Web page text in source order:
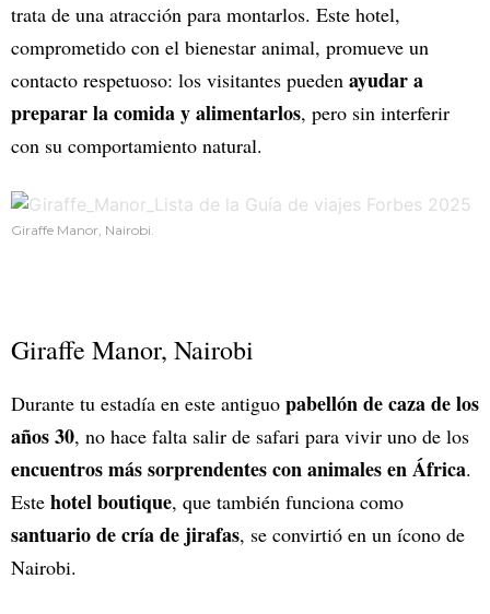
trata de una atracción para montarlos. Este hotel,
comprometido con el bienestar animal, promueve un
contacto respetuoso: los visitantes pueden ayudar a
preparar la comida y alimentarlos, pero sin interferir
con su comportamiento natural.
Giraffe Manor, Nairobi.
Giraffe Manor, Nairobi
Durante tu estadía en este antiguo pabellón de caza de los
años 30, no hace falta salir de safari para vivir uno de los
encuentros más sorprendentes con animales en África.
Este hotel boutique, que también funciona como
santuario de cría de jirafas, se convirtió en un ícono de
Nairobi.